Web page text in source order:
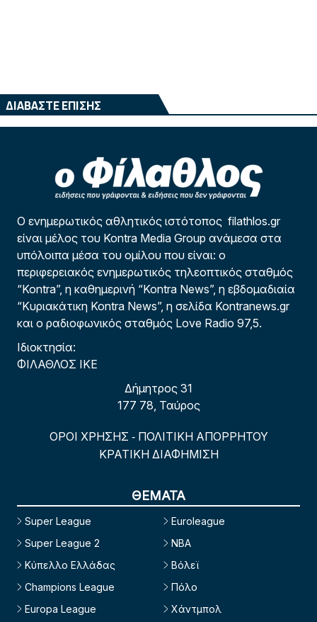
ΔΙΑΒΑΣΤΕ ΕΠΙΣΗΣ
Ο ενημερωτικός αθλητικός ιστότοπος filathlos.gr
είναι μέλος του Kontra Media Group ανάμεσα στα
υπόλοιπα μέσα του ομίλου που είναι: ο
περιφερειακός ενημερωτικός τηλεοπτικός σταθμός
“Kontra”, η καθημερινή “Kontra News”, η εβδομαδιαία
“Κυριακάτικη Kontra News”, η σελίδα Kontranews.gr
και ο ραδιοφωνικός σταθμός Love Radio 97,5.
Ιδιοκτησία:
ΦΙΛΑΘΛΟΣ ΙΚΕ
Δήμητρος 31
177 78, Ταύρος
ΟΡΟΙ ΧΡΗΣΗΣ - ΠΟΛΙΤΙΚΗ ΑΠΟΡΡΗΤΟΥ
ΚΡΑΤΙΚΗ ΔΙΑΦΗΜΙΣΗ
ΘΕΜΑΤΑ
Super League
Super League 2
Κύπελλο Ελλάδας
Champions League
Europa League
Euroleague
NBA
Βόλεϊ
Πόλο
Χάντμπολ